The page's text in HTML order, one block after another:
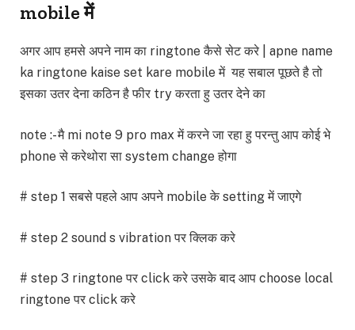
mobile में
अगर आप हमसे अपने नाम का ringtone कैसे सेट करे | apne name
ka ringtone kaise set kare mobile में यह सबाल पूछते है तो
इसका उतर देना कठिन है फीर try करता हु उतर देने का
note :- मै mi note 9 pro max में करने जा रहा हु परन्तु आप कोई भे
phone से करेथोरा सा system change होगा
# step 1 सबसे पहले आप अपने mobile के setting में जाएगे
# step 2 sound s vibration पर क्लिक करे
# step 3 ringtone पर click करे उसके बाद आप choose local
ringtone पर click करे